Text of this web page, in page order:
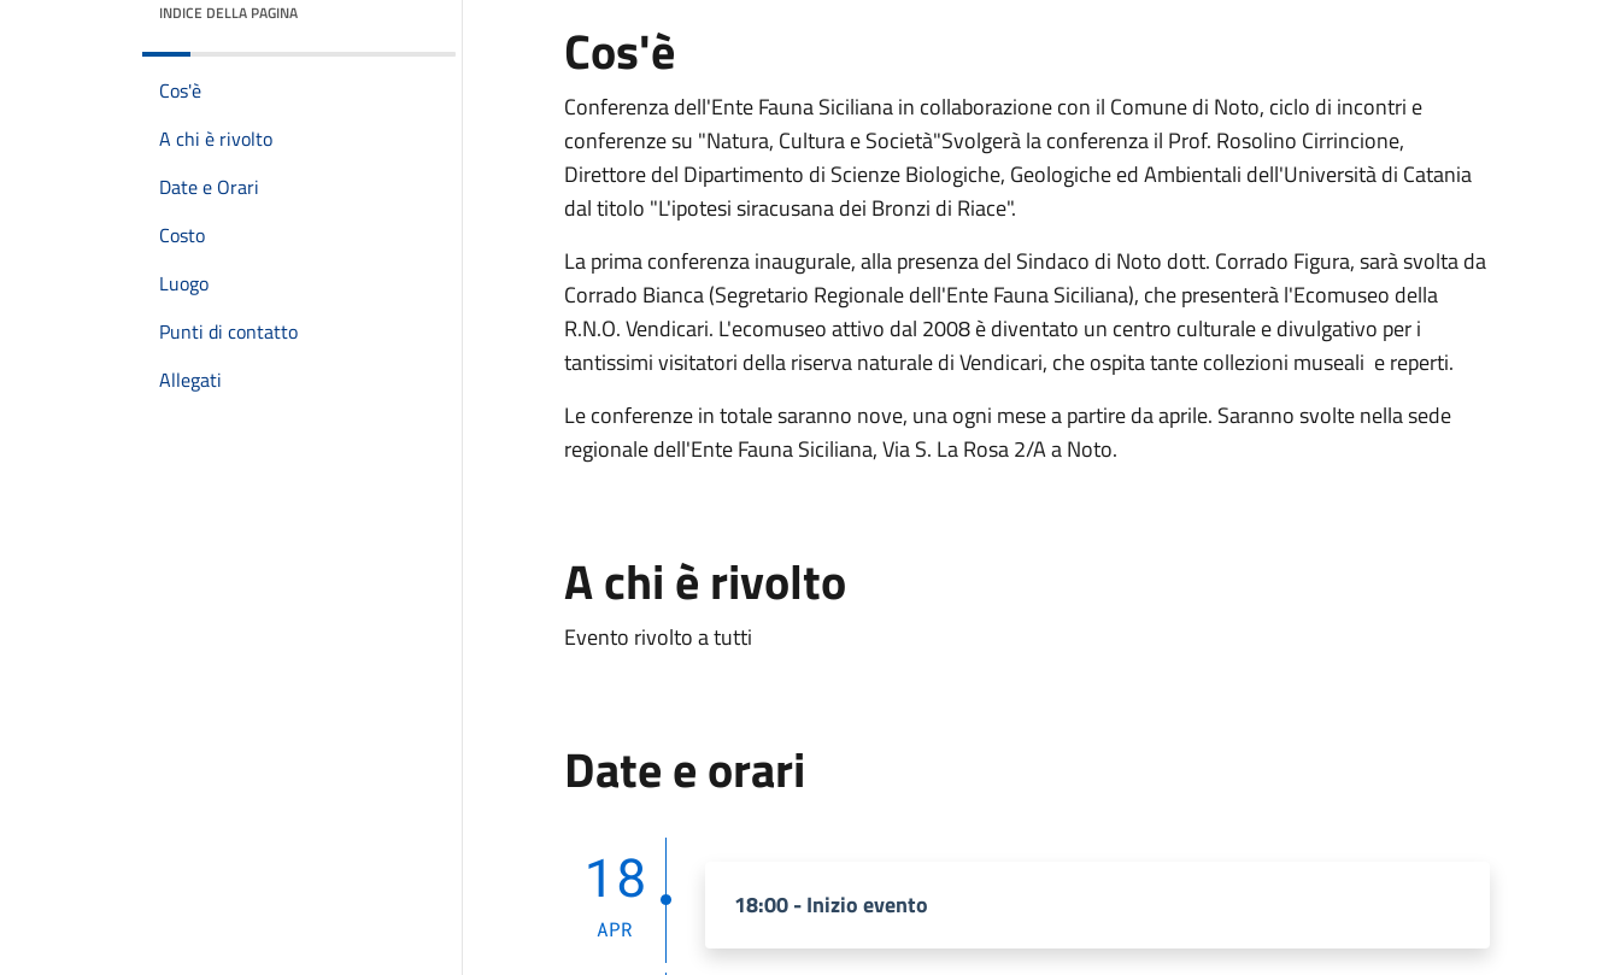
INDICE DELLA PAGINA
Cos'è
A chi è rivolto
Date e Orari
Costo
Luogo
Punti di contatto
Allegati
Cos'è
Conferenza dell'Ente Fauna Siciliana in collaborazione con il Comune di Noto, ciclo di incontri e
conferenze su "Natura, Cultura e Società"Svolgerà la conferenza il Prof. Rosolino Cirrincione,
Direttore del Dipartimento di Scienze Biologiche, Geologiche ed Ambientali dell'Università di Catania
dal titolo "L'ipotesi siracusana dei Bronzi di Riace".
La prima conferenza inaugurale, alla presenza del Sindaco di Noto dott. Corrado Figura, sarà svolta da
Corrado Bianca (Segretario Regionale dell'Ente Fauna Siciliana), che presenterà l'Ecomuseo della
R.N.O. Vendicari. L'ecomuseo attivo dal 2008 è diventato un centro culturale e divulgativo per i
tantissimi visitatori della riserva naturale di Vendicari, che ospita tante collezioni museali e reperti.
Le conferenze in totale saranno nove, una ogni mese a partire da aprile. Saranno svolte nella sede
regionale dell'Ente Fauna Siciliana, Via S. La Rosa 2/A a Noto.
A chi è rivolto
Evento rivolto a tutti
Date e orari
18
APR
18:00 - Inizio evento